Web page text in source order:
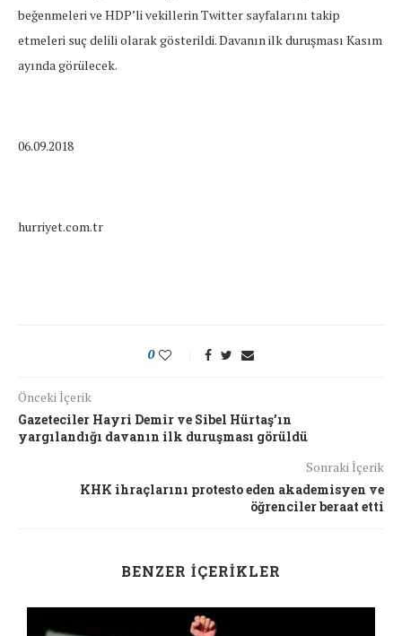
beğenmeleri ve HDP’li vekillerin Twitter sayfalarını takip
etmeleri suç delili olarak gösterildi. Davanın ilk duruşması Kasım
ayında görülecek.
06.09.2018
hurriyet.com.tr
0
Önceki İçerik
Gazeteciler Hayri Demir ve Sibel Hürtaş’ın
yargılandığı davanın ilk duruşması görüldü
Sonraki İçerik
KHK ihraçlarını protesto eden akademisyen ve
öğrenciler beraat etti
BENZER İÇERIKLER